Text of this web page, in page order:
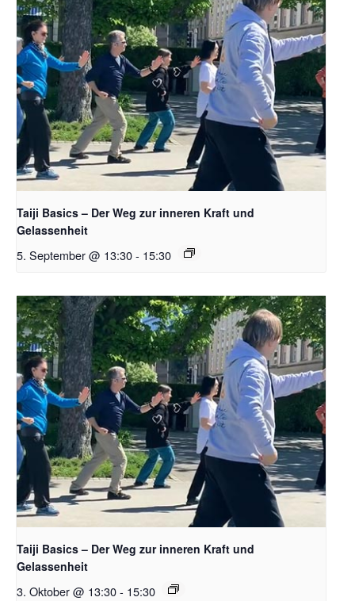
Taiji Basics – Der Weg zur inneren Kraft und
Gelassenheit
5. September @ 13:30- 15:30
Taiji Basics – Der Weg zur inneren Kraft und
Gelassenheit
3. Oktober @ 13:30- 15:30